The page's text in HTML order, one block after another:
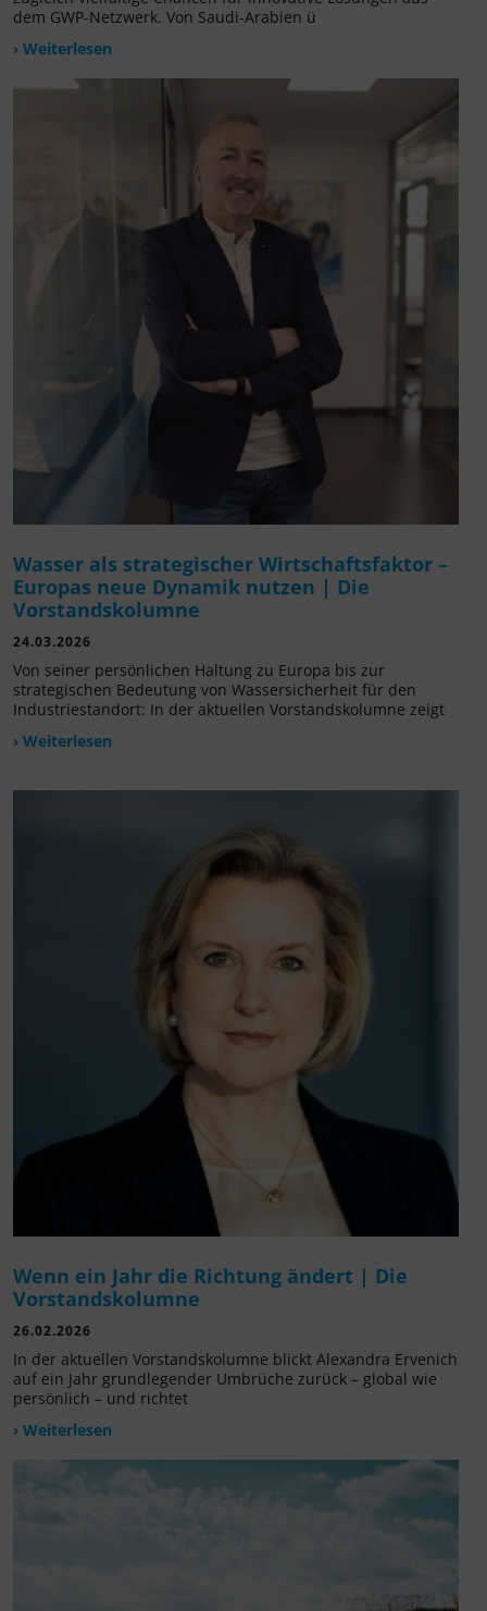
dem GWP-Netzwerk. Von Saudi-Arabien ü
› Weiterlesen
Wasser als strategischer Wirtschaftsfaktor –
Europas neue Dynamik nutzen | Die
Vorstandskolumne
24.03.2026
Von seiner persönlichen Haltung zu Europa bis zur
strategischen Bedeutung von Wassersicherheit für den
Industriestandort: In der aktuellen Vorstandskolumne zeigt
› Weiterlesen
Wenn ein Jahr die Richtung ändert | Die
Vorstandskolumne
26.02.2026
In der aktuellen Vorstandskolumne blickt Alexandra Ervenich
auf ein Jahr grundlegender Umbrüche zurück – global wie
persönlich – und richtet
› Weiterlesen